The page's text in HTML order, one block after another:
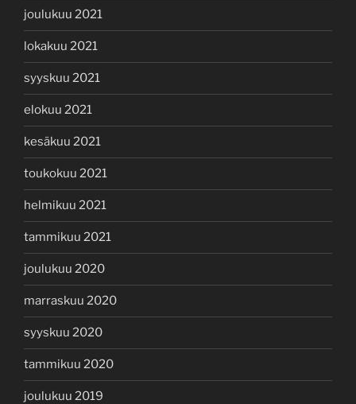
joulukuu 2021
lokakuu 2021
syyskuu 2021
elokuu 2021
kesäkuu 2021
toukokuu 2021
helmikuu 2021
tammikuu 2021
joulukuu 2020
marraskuu 2020
syyskuu 2020
tammikuu 2020
joulukuu 2019